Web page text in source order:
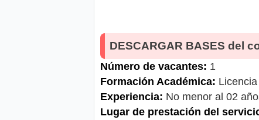
DESCARGAR BASES del
Número de vacantes: 1
Formación Académica:
Experiencia: No menor al 02
Lugar de prestación del